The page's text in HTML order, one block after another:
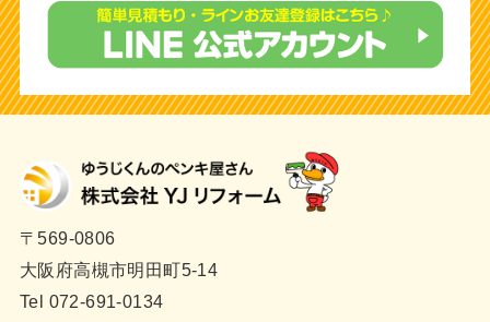
〒569-0806
大阪府高槻市明田町5-14
Tel 072-691-0134